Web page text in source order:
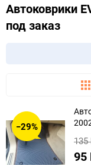
Автоковрики
под заказ
−29%
135
95